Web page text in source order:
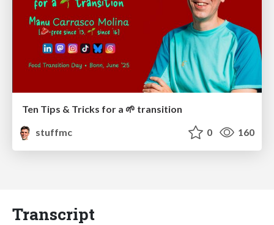
Ten Tips & Tricks for a 🌱 transition
stuffmc
0 160
Transcript